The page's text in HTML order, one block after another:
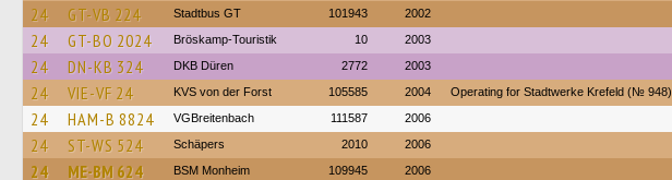
24 GT-VB 224 Stadtbus GT 101943 2002
24 GT-BO 2024 Bröskamp-Touristik 10 2003
24 DN-KB 324 DKB Düren 2772 2003
24 VIE-VF 24 KVS von der Forst 105585 2004 Operating for Stadtwerke Krefeld (№ 948)
24 HAM-B 8824 VGBreitenbach 111587 2006
24 ST-WS 524 Schäpers 2010 2006
24 ME-BM 624 BSM Monheim 109945 2006